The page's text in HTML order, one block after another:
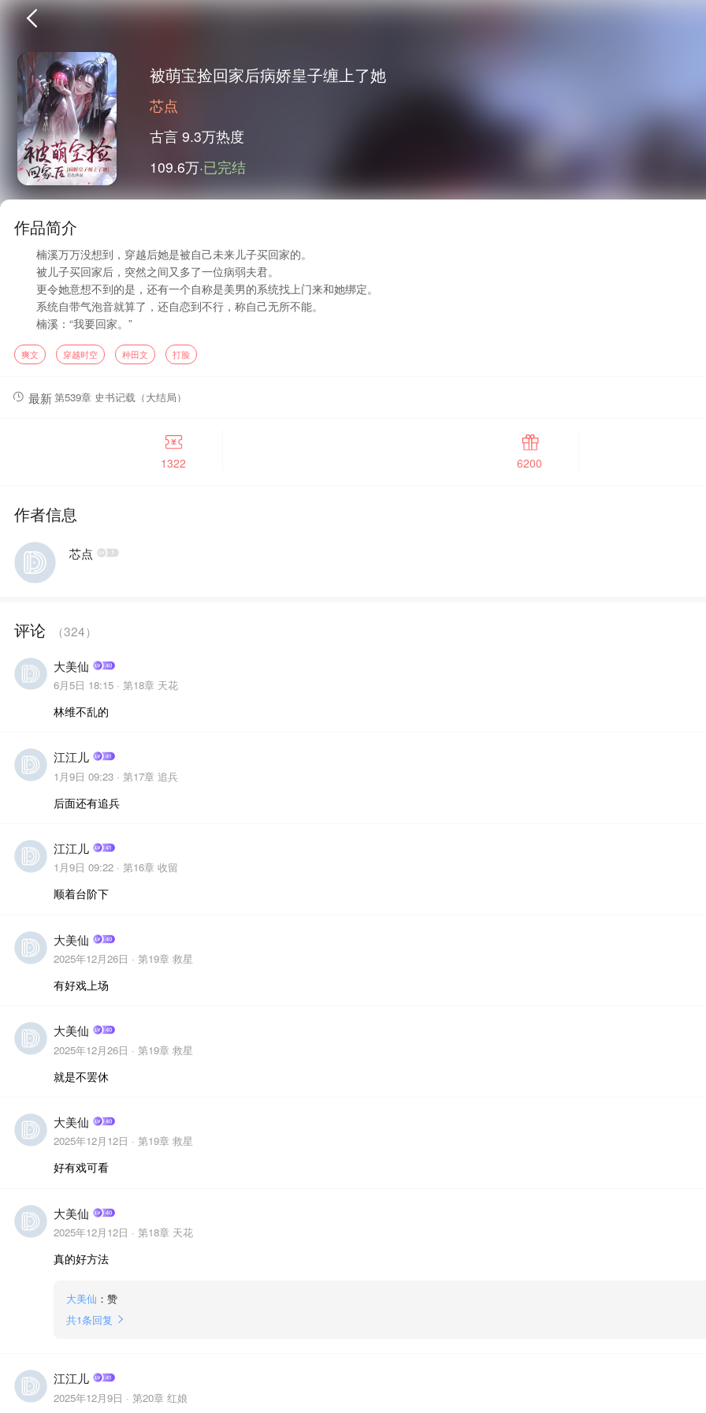
被萌宝捡回家后病娇皇子缠上了她
芯点
古言 9.3万热度
109.6万·已完结
作品简介
楠溪万万没想到，穿越后她是被自己未来儿子买回家的。
被儿子买回家后，突然之间又多了一位病弱夫君。
更令她意想不到的是，还有一个自称是美男的系统找上门来和她绑定。
系统自带气泡音就算了，还自恋到不行，称自己无所不能。
楠溪：“我要回家。”
系统：“不行。”
楠溪：“我要世界和平。”
更离谱的是，她的第一个任务竟然是给素未谋面的夫君洗澡！
爽文 穿越时空 种田文 打脸
最新第539章 史书记载（大结局）
1322 6200
作者信息
芯点
评论 （324）
大美仙
6月5日 18:15 ·第18章 天花
林维不乱的
江江儿
1月9日 09:23 ·第17章 追兵
后面还有追兵
江江儿
1月9日 09:22 ·第16章 收留
顺着台阶下
大美仙
2025年12月26日 ·第19章 救星
有好戏上场
大美仙
2025年12月26日 ·第19章 救星
就是不罢休
大美仙
2025年12月12日 ·第19章 救星
好有戏可看
大美仙
2025年12月12日 ·第18章 天花
真的好方法
大美仙 ：赞
共1条回复
江江儿
2025年12月9日 ·第20章 红娘
首页 分类
完结 排行